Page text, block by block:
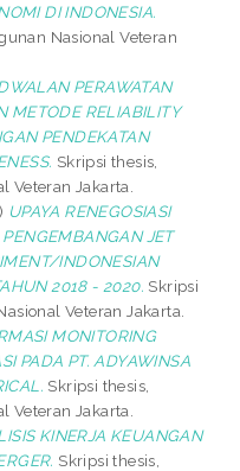
DI INDONESIA.
Nasional Veteran
PERAWATAN
METODE RELIABILITY
PENDEKATAN
Skripsi thesis,
Veteran Jakarta.
UPAYA RENEGOSIASI
JET
INDONESIAN
2018 - 2020. Skripsi
Veteran Jakarta.
MONITORING
PADA PT. ADYAWINSA
Skripsi thesis,
Veteran Jakarta.
KINERJA KEUANGAN
Skripsi thesis,